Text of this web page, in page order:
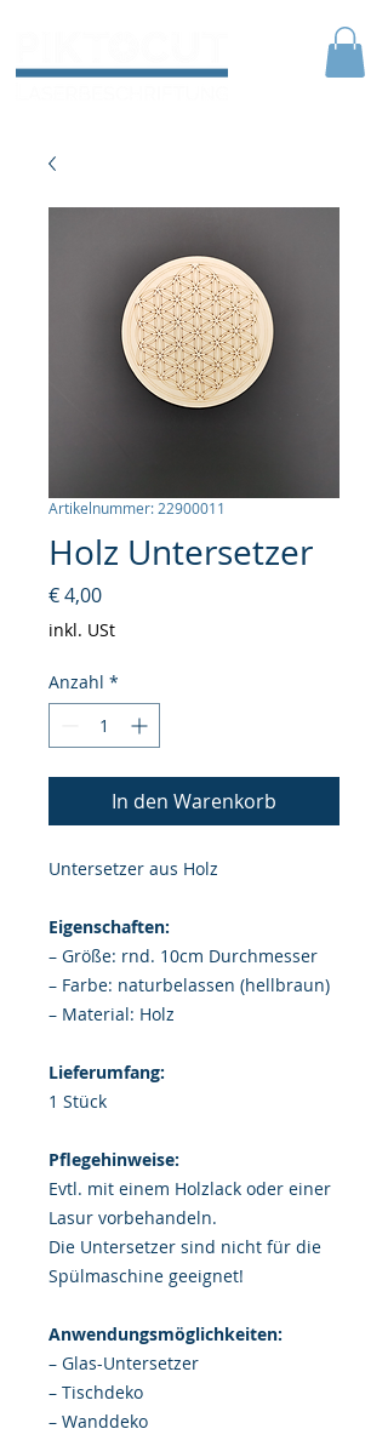
Artikelnummer: 22900011
Holz Untersetzer
€ 4,00Preis
inkl. USt
Anzahl *
In den Warenkorb
Untersetzer aus Holz
Eigenschaften:
– Größe: rnd. 10cm Durchmesser
– Farbe: naturbelassen (hellbraun)
– Material: Holz
Lieferumfang:
1 Stück
Pflegehinweise:
Evtl. mit einem Holzlack oder einer
Lasur vorbehandeln.
Die Untersetzer sind nicht für die
Spülmaschine geeignet!
Anwendungsmöglichkeiten:
– Glas-Untersetzer
– Tischdeko
– Wanddeko